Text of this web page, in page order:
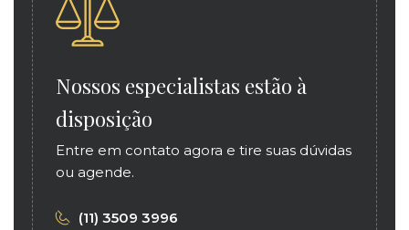
Nossos especialistas estão à
disposição
Entre em contato agora e tire suas dúvidas
ou agende.
(11) 3509 3996